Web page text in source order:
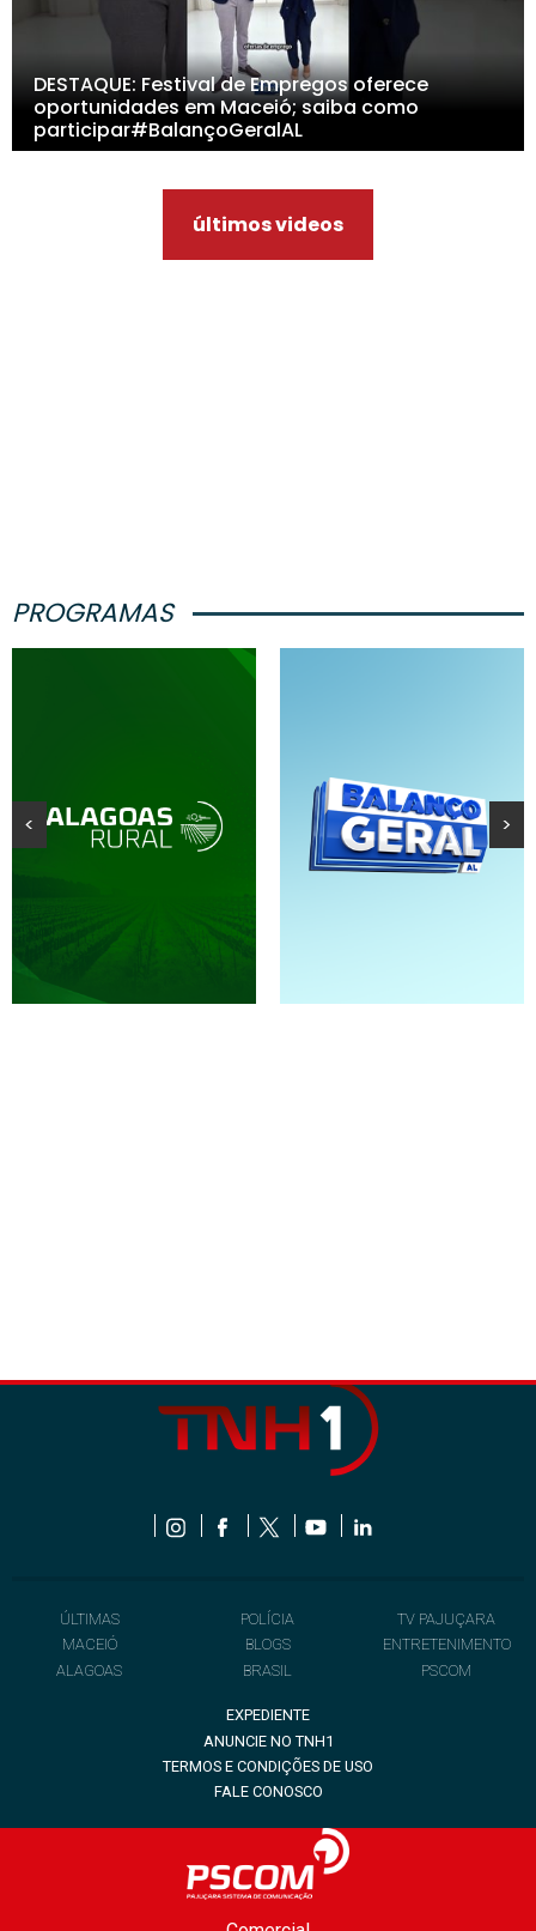
DESTAQUE: Festival de Empregos oferece
oportunidades em Maceió; saiba como
participar#BalançoGeralAL
últimos videos
PROGRAMAS
< >
ÚLTIMAS
MACEIÓ
ALAGOAS
POLÍCIA
BLOGS
BRASIL
TV PAJUÇARA
ENTRETENIMENTO
PSCOM
EXPEDIENTE
ANUNCIE NO TNH1
TERMOS E CONDIÇÕES DE USO
FALE CONOSCO